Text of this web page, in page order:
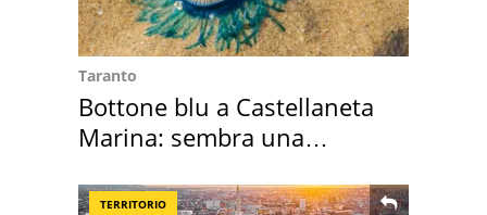
Taranto
Bottone blu a Castellaneta
Marina: sembra una
TERRITORIO